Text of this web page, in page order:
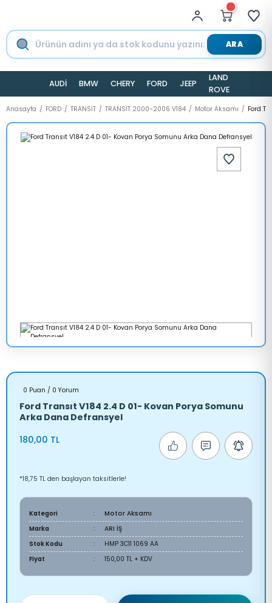
ARA
AUDİ BMW CHERY FORD JEEP
LAND
ROVER
Anasayfa FORD TRANSİT TRANSİT 2000-2006 V184 Motor Aksamı Ford
0 Puan / 0 Yorum
Ford Transıt V184 2.4 D 01- Kovan Porya Somunu
Arka Dana Defransyel
180,00 TL
*18,75 TL den başlayan taksitlerle!
Kategori
Motor Aksamı
Marka
ARI İŞ
Stok Kodu
HMP 3C11 1069 AA
Fiyat
150,00 TL + KDV